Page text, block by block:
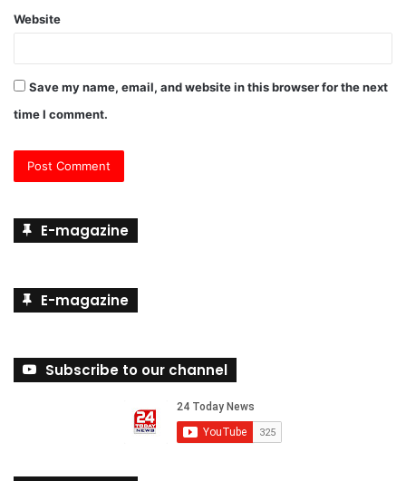
Website
Save my name, email, and website in this browser for the next
time I comment.
E-magazine
E-magazine
Subscribe to our channel